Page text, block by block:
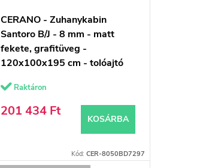
CERANO - Zuhanykabin
Santoro B/J - 8 mm - matt
fekete, grafitüveg -
120x100x195 cm - tolóajtó
Raktáron
201 434 Ft
KOSÁRBA
Kód: CER-8050BD7297